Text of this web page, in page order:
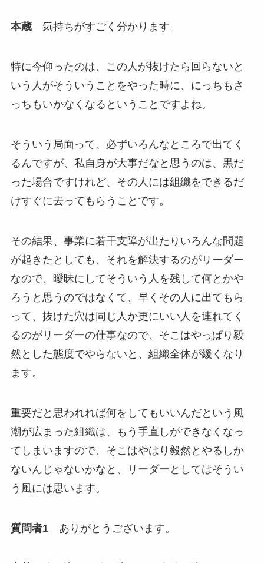
本蔵気持ちがすごく分かります。
特に今仰ったのは、この人が抜けたら回らないと
いう人がそういうことをやった時に、にっちもさ
っちもいかなくなるということですよね。
そういう局面って、必ずいろんなところで出てく
るんですが、私自身が大事だなと思うのは、黒だ
った場合ですけれど、その人には組織をできるだ
けすぐに去ってもらうことです。
その結果、事業に若干支障が出たりいろんな問題
が起きたとしても、それを解決するのがリーダー
なので、曖昧にしてそういう人を残して何とかや
ろうと思うのではなくて、早くその人に出てもら
って、抜けた穴は同じ人か更にいい人を連れてく
るのがリーダーの仕事なので、そこはやっぱり毅
然とした態度でやらないと、組織全体が緩くなり
ます。
重要だと思われれば何をしてもいいんだという風
潮が広まった組織は、もう手直しができなくなっ
てしまいますので、そこはやはり毅然とやるしか
ないんじゃないかなと、リーダーとしてはそうい
う風には思います。
質問者1ありがとうございます。